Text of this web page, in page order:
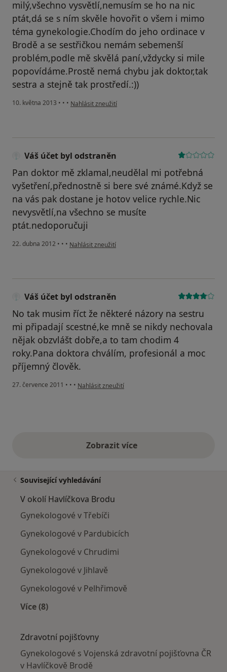
milý,všechno vysvětlí,nemusím se ho na nic
ptát,dá se s ním skvěle hovořit o všem i mimo
téma gynekologie.Chodím do jeho ordinace v
Brodě a se sestřičkou nemám sebemenší
problém,podle mě skvělá paní,vždycky si mile
popovídáme.Prostě nemá chybu jak doktor,tak
sestra a stejně tak prostředí.:))
10. května 2013 • • • podle názoru uživatele Váš účet byl odstraněn
Nahlásit zneužití
Váš účet byl odstraněn
Pan doktor mě zklamal,neudělal mi potřebná
vyšetření,přednostně si bere své známé.Když se
na vás pak dostane je hotov velice rychle.Nic
nevysvětlí,na všechno se musíte
ptát.nedoporučuji
22. dubna 2012 • • • podle názoru uživatele Váš účet byl odstraněn
Nahlásit zneužití
Váš účet byl odstraněn
No tak musim říct že některé názory na sestru
mi připadají scestné,ke mně se nikdy nechovala
nějak obzvlášt dobře,a to tam chodim 4
roky.Pana doktora chválím, profesionál a moc
příjemný člověk.
27. července 2011 • • • podle názoru uživatele Váš účet byl odstraněn
Nahlásit zneužití
Zobrazit vícevýše uvedené názory
Související vyhledávání
V okolí Havlíčkova Brodu
Gynekologové v Třebíči
Gynekologové v Pardubicích
Gynekologové v Chrudimi
Gynekologové v Jihlavě
Gynekologové v Pelhřimově
Více (8)
Zdravotní pojišťovny
Gynekologové s Vojenská zdravotní pojišťovna ČR
v Havlíčkově Brodě